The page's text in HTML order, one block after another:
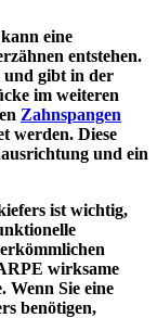
eine
entstehen.
und gibt in der
im weiteren
Zahnspangen
werden. Diese
und ein
ist wichtig,
wirksame
Wenn Sie eine
benötigen,